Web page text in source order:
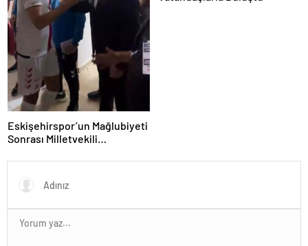
Eskişehirspor’un Mağlubiyeti
Sonrası Milletvekili